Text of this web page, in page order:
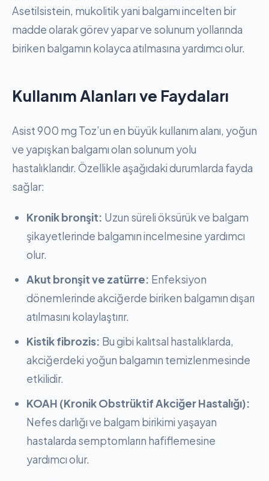
Asetilsistein, mukolitik yani balgamı incelten bir
madde olarak görev yapar ve solunum yollarında
biriken balgamın kolayca atılmasına yardımcı olur.
Kullanım Alanları ve Faydaları
Asist 900 mg Toz’un en büyük kullanım alanı, yoğun
ve yapışkan balgamı olan solunum yolu
hastalıklarıdır. Özellikle aşağıdaki durumlarda fayda
sağlar:
Kronik bronşit: Uzun süreli öksürük ve balgam
şikayetlerinde balgamın incelmesine yardımcı
olur.
Akut bronşit ve zatürre: Enfeksiyon
dönemlerinde akciğerde biriken balgamın dışarı
atılmasını kolaylaştırır.
Kistik fibrozis: Bu gibi kalıtsal hastalıklarda,
akciğerdeki yoğun balgamın temizlenmesinde
etkilidir.
KOAH (Kronik Obstrüktif Akciğer Hastalığı):
Nefes darlığı ve balgam birikimi yaşayan
hastalarda semptomların hafiflemesine
yardımcı olur.